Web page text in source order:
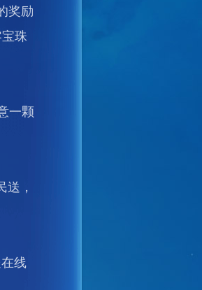
奖励
珠
一颗
，
线